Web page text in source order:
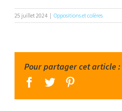
25 juillet 2024 | Oppositions et colères
Pour partager cet article :
facebook
twitter